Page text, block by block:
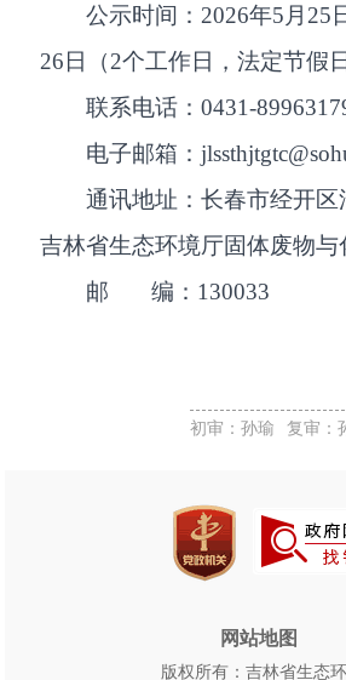
公示时间：2026年5月25
26日（2个工作日，法定节假
联系电话：0431-
电子邮箱：
通讯地址：长春市经开区
吉林省生态环境厅固体废物与
邮 编：130033
初审：孙瑜 复审：
网站地图
版权所有：吉林省生态